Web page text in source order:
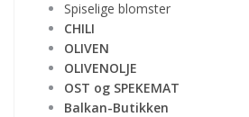
Spiselige blomster
CHILI
OLIVEN
OLIVENOLJE
OST og SPEKEMAT
Balkan-Butikken